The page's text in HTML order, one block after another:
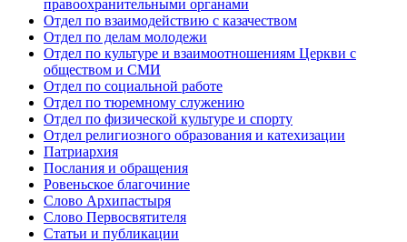
правоохранительными органами
Отдел по взаимодействию с казачеством
Отдел по делам молодежи
Отдел по культуре и взаимоотношениям Церкви с
обществом и СМИ
Отдел по социальной работе
Отдел по тюремному служению
Отдел по физической культуре и спорту
Отдел религиозного образования и катехизации
Патриархия
Послания и обращения
Ровеньское благочиние
Слово Архипастыря
Слово Первосвятителя
Статьи и публикации